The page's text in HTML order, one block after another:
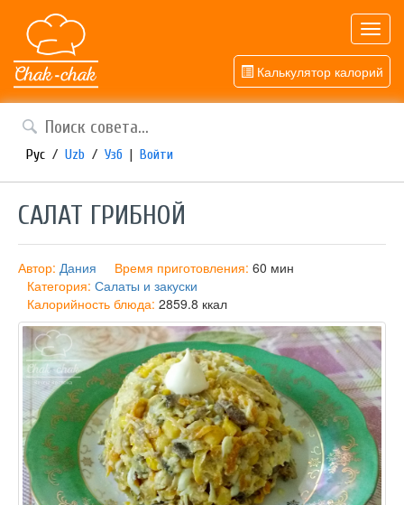
Калькулятор калорий
Рус / Uzb / Узб | Войти
САЛАТ ГРИБНОЙ
Автор: Дания Время приготовления: 60 мин
Категория: Салаты и закуски
Калорийность блюда: 2859.8 ккал